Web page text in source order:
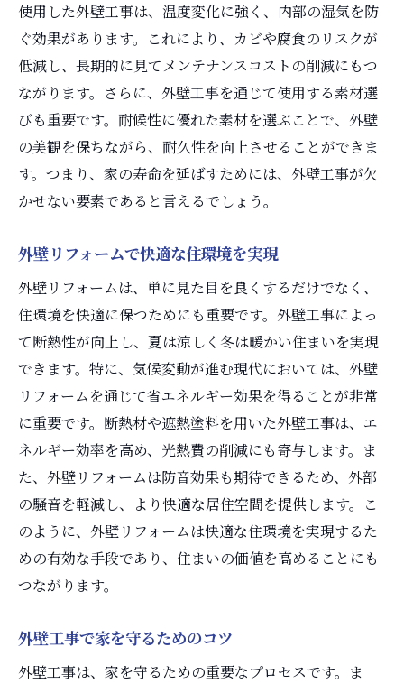
使用した外壁工事は、温度変化に強く、内部の湿気を防
ぐ効果があります。これにより、カビや腐食のリスクが
低減し、長期的に見てメンテナンスコストの削減にもつ
ながります。さらに、外壁工事を通じて使用する素材選
びも重要です。耐候性に優れた素材を選ぶことで、外壁
の美観を保ちながら、耐久性を向上させることができま
す。つまり、家の寿命を延ばすためには、外壁工事が欠
かせない要素であると言えるでしょう。
外壁リフォームで快適な住環境を実現
外壁リフォームは、単に見た目を良くするだけでなく、
住環境を快適に保つためにも重要です。外壁工事によっ
て断熱性が向上し、夏は涼しく冬は暖かい住まいを実現
できます。特に、気候変動が進む現代においては、外壁
リフォームを通じて省エネルギー効果を得ることが非常
に重要です。断熱材や遮熱塗料を用いた外壁工事は、エ
ネルギー効率を高め、光熱費の削減にも寄与します。ま
た、外壁リフォームは防音効果も期待できるため、外部
の騒音を軽減し、より快適な居住空間を提供します。こ
のように、外壁リフォームは快適な住環境を実現するた
めの有効な手段であり、住まいの価値を高めることにも
つながります。
外壁工事で家を守るためのコツ
外壁工事は、家を守るための重要なプロセスです。ま